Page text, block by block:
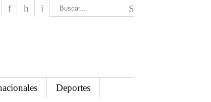
Deportes